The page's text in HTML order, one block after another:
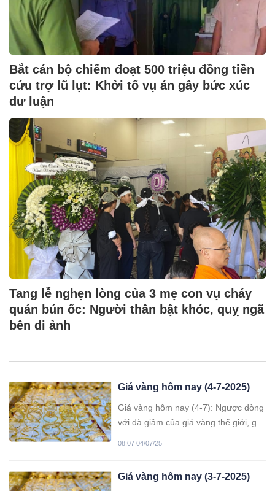
Bắt cán bộ chiếm đoạt 500 triệu đồng tiền
cứu trợ lũ lụt: Khởi tố vụ án gây bức xúc
dư luận
Tang lễ nghẹn lòng của 3 mẹ con vụ cháy
quán bún ốc: Người thân bật khóc, quỵ ngã
bên di ảnh
Giá vàng hôm nay (4-7-2025)
Giá vàng hôm nay (4-7): Ngược dòng
với đà giảm của giá vàng thế giới, giá
08:07 04/07/25
Giá vàng hôm nay (3-7-2025)